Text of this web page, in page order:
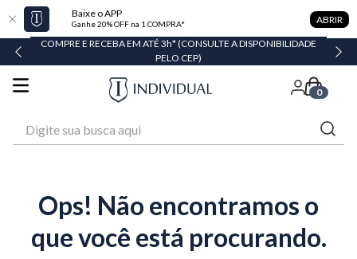
Baixe o APP
Ganhe 20% OFF na 1 COMPRA* ABRIR
COMPRE E RECEBA EM ATÉ 3h* (CONSULTE A DISPONIBILIDADE
PELO CEP)
0
Ops! Não encontramos o
que você está procurando.